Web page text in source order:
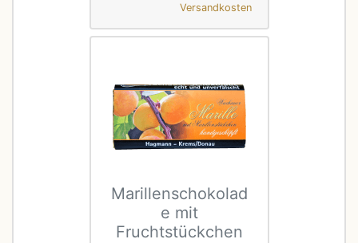
Versandkosten
Marillenschokolad
e mit
Fruchtstückchen